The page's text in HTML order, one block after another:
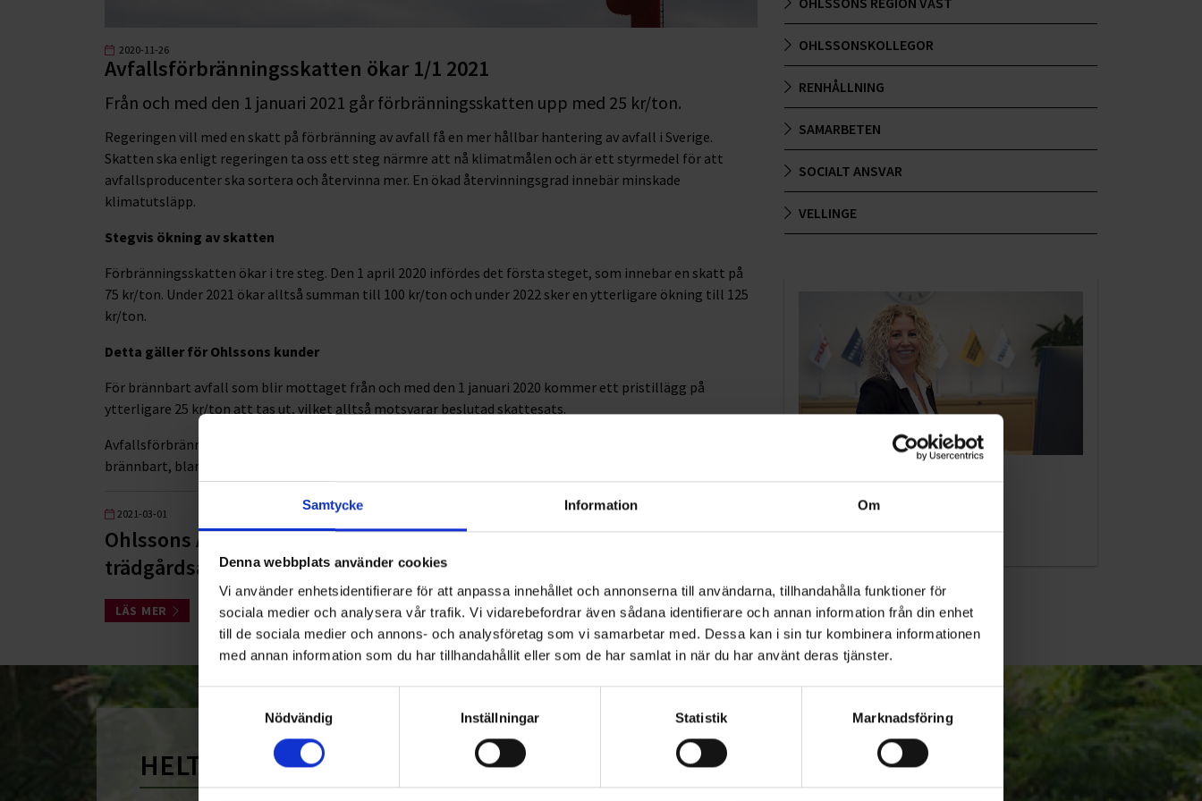
Samtycke Information Om
Denna webbplats använder cookies
Vi använder enhetsidentifierare för att anpassa innehållet och annonserna till användarna, tillhandahålla funktioner för
sociala medier och analysera vår trafik. Vi vidarebefordrar även sådana identifierare och annan information från din enhet
till de sociala medier och annons- och analysföretag som vi samarbetar med. Dessa kan i sin tur kombinera informationen
med annan information som du har tillhandahållit eller som de har samlat in när du har använt deras tjänster.
Nödvändig
Inställningar Statistik Marknadsföring
2020-11-26
Avfallsförbränningsskatten ökar 1/1 2021
Från och med den 1 januari 2021 går förbränningsskatten upp med 25 kr/ton.
Regeringen vill med en skatt på förbränning av avfall få en mer hållbar hantering av avfall i Sverige.
Skatten ska enligt regeringen ta oss ett steg närmre att nå klimatmålen och är ett styrmedel för att
avfallsproducenter ska sortera och återvinna mer. En ökad återvinningsgrad innebär minskade
klimatutsläpp.
Stegvis ökning av skatten
Förbränningsskatten ökar i tre steg. Den 1 april 2020 infördes det första steget, som innebar en skatt på
75 kr/ton. Under 2021 ökar alltså summan till 100 kr/ton och under 2022 sker en ytterligare ökning till 125
kr/ton.
Detta gäller för Ohlssons kunder
För brännbart avfall som blir mottaget från och med den 1 januari 2020 kommer ett pristillägg på
ytterligare 25 kr/ton att tas ut, vilket alltså motsvarar beslutad skattesats.
Avfallsförbränningsskatten berör även avfall där delar av avfallet går till förbränning, som till exempel
brännbart, blandat, osorterat och ej brännbart avfall.
2021-03-01
Ohlssons AB ny entreprenör för hållbar insamling av hushålls- och
trädgårdsavfall i Vellinge
LÄS MER
OHLSSONSKOLLEGOR
RENHÅLLNING
SAMARBETEN
SOCIALT ANSVAR
VELLINGE
KUNDTJÄNST
010-45 00 200​
info@ohlssons.se
HELT ENKELT HÅLLBART